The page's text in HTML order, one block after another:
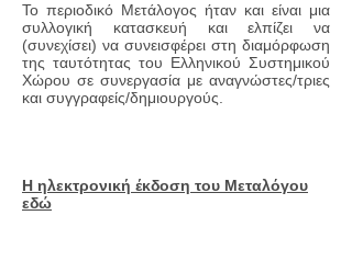
Το περιοδικό Μετάλογος ήταν και είναι μια
συλλογική κατασκευή και ελπίζει να
(συνεχίσει) να συνεισφέρει στη διαμόρφωση
της ταυτότητας του Ελληνικού Συστημικού
Χώρου σε συνεργασία με αναγνώστες/τριες
και συγγραφείς/δημιουργούς.
Η ηλεκτρονική έκδοση του Μεταλόγου
εδώ